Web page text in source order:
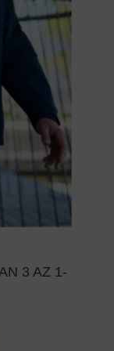
3 AZ 1-